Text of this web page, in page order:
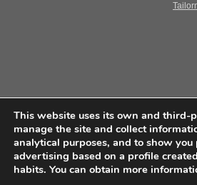
Privacy Policy
This website uses its own and third-
manage the site and collect
analytical purposes, and to show you
advertising based on a profile
habits. You can obtain more